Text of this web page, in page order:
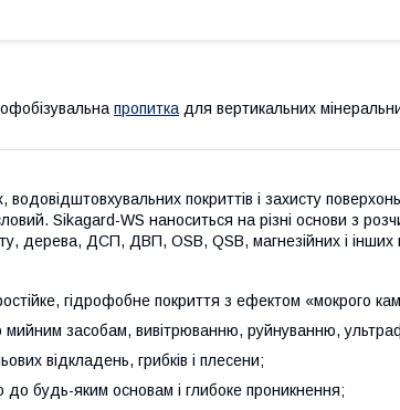
пропитка для вертикальних
водовідштовхувальних покриттів і захисту
Sikagard-WS наноситься на різні основи з
дерева, ДСП, ДВП, OSB, QSB, магнезійних і інших
гідрофобне покриття з ефектом «мокрого
мийним засобам, вивітрюванню, руйнуванню,
відкладень, грибків і плесени;
до будь-яким основам і глибоке проникнення;